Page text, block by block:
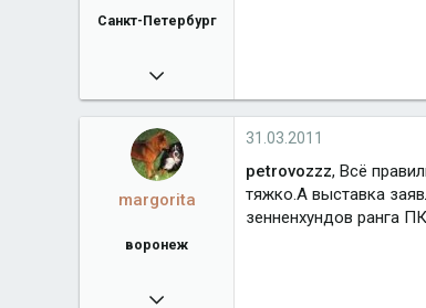
Санкт-Петербург
08.09.2009
22 315
margorita
воронеж
19.01.2010
31.03.2011
petrovozzz, Всё
тяжко.А выставка
зенненхундов ранга ПК